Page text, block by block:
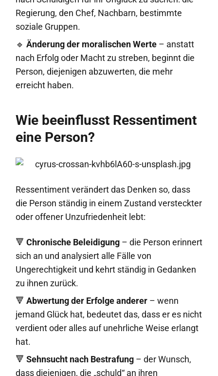
Regierung, den Chef, Nachbarn, bestimmte
soziale Gruppen.
🔹 Änderung der moralischen Werte – anstatt
nach Erfolg oder Macht zu streben, beginnt die
Person, diejenigen abzuwerten, die mehr
erreicht haben.
Wie beeinflusst Ressentiment
eine Person?
Ressentiment verändert das Denken so, dass
die Person ständig in einem Zustand versteckter
oder offener Unzufriedenheit lebt:
🔻 Chronische Beleidigung – die Person erinnert
sich an und analysiert alle Fälle von
Ungerechtigkeit und kehrt ständig in Gedanken
zu ihnen zurück.
🔻 Abwertung der Erfolge anderer – wenn
jemand Glück hat, bedeutet das, dass er es nicht
verdient oder alles auf unehrliche Weise erlangt
hat.
🔻 Sehnsucht nach Bestrafung – der Wunsch,
dass diejenigen, die „schuld“ an ihren